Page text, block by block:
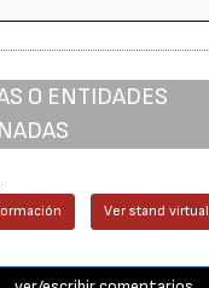
O ENTIDADES
Ver stand virtual